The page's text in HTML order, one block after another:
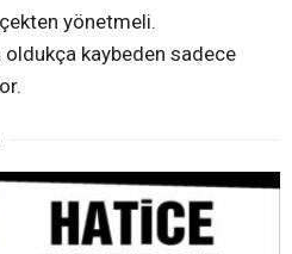
yönetmeli.
oldukça kaybeden sadece